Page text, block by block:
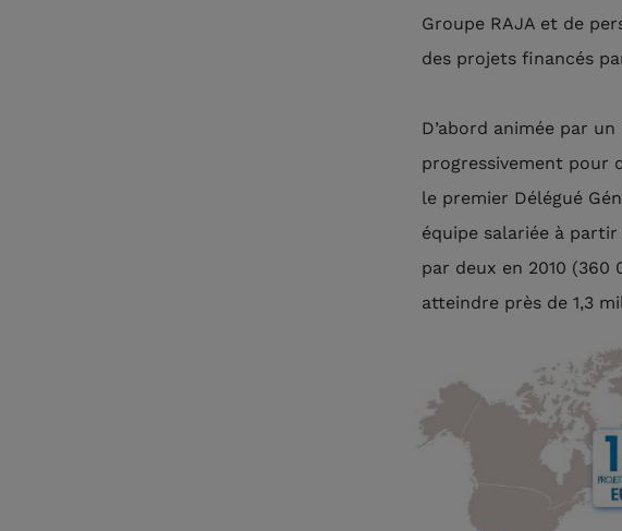
Groupe RAJA et de
des projets financés
D’abord animée par
progressivement pour
le premier Délégué
équipe salariée à
par deux en 2010 (360
atteindre près de 1,3